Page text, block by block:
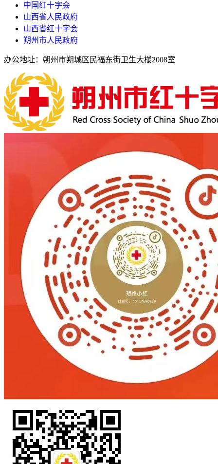
中国红十字会
山西省人民政府
山西省红十字会
朔州市人民政府
办公地址：朔州市朔城区民福东街卫生大楼2008室